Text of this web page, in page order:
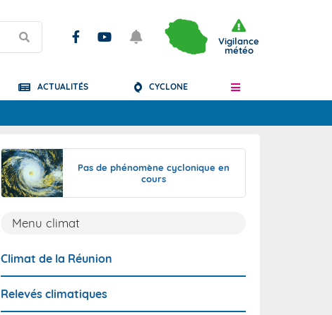
Articles
Vigilance
météo
ACTUALITÉS CYCLONE
Pas de phénomène cyclonique en
cours
Menu climat
Climat de la Réunion
Relevés climatiques